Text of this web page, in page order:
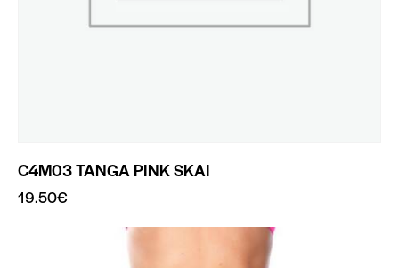
C4M03 TANGA PINK SKAI
19.50€